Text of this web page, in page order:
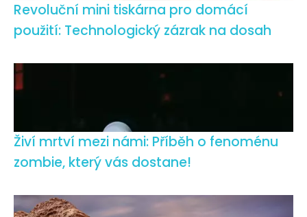
Revoluční mini tiskárna pro domácí
použití: Technologický zázrak na dosah
Živí mrtví mezi námi: Příběh o fenoménu
zombie, který vás dostane!